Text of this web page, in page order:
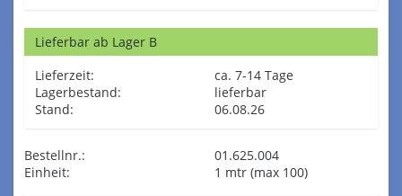
Lieferbar ab Lager B
Lieferzeit:
ca. 7-14 Tage
Lagerbestand:
lieferbar
Stand:
06.08.26
Bestellnr.:
01.625.004
Einheit:
1 mtr (max 100)